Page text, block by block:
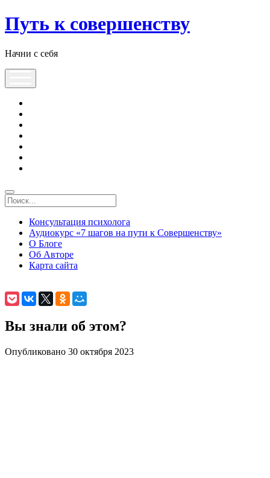
Путь к совершенству
Начни с себя
Консультация психолога
Аудиокурс «7 шагов на пути к Совершенству»
О Блоге
Об Авторе
Карта сайта
Вы знали об этом?
Опубликовано 30 октября 2023